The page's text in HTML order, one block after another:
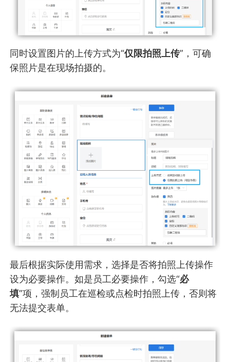
同时设置图片的上传方式为“仅限拍照上传”，可确
保照片是在现场拍摄的。
最后根据实际使用需求，选择是否将拍照上传操作
设为必要操作。如是员工必要操作，勾选“必
填”项，强制员工在巡检或点检时拍照上传，否则将
无法提交表单。